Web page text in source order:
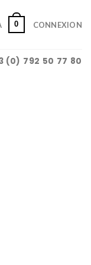
0 CONNEXION
(0) 792 50 77 80